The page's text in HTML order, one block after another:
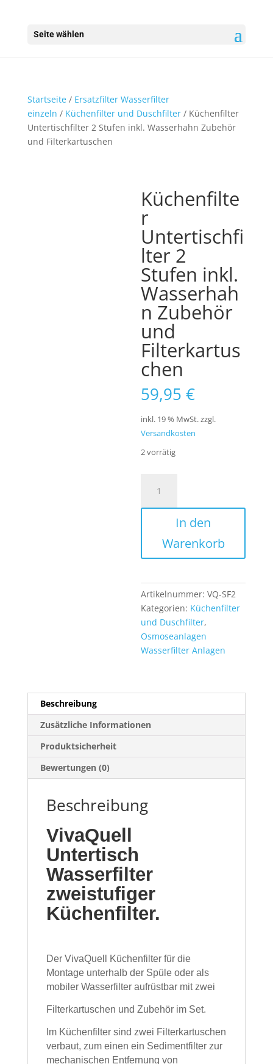
Seite wählen
Startseite/ Ersatzfilter Wasserfilter
einzeln / Küchenfilter und Duschfilter/ Küchenfilter
Untertischfilter 2 Stufen inkl. Wasserhahn Zubehör
und Filterkartuschen
Küchenfilte
r
Untertischfi
lter 2
Stufen inkl.
Wasserhah
n Zubehör
und
Filterkartus
chen
59,95€
inkl. 19 % MwSt.zzgl.
Versandkosten
2 vorrätig
Untertischfilter
2
Wasserhahn
Filterkartuschen
Menge
In den
Warenkorb
Artikelnummer:VQ-SF2
Kategorien: Küchenfilter
und Duschfilter,
Osmoseanlagen
Wasserfilter Anlagen
Beschreibung
Zusätzliche Informationen
Produktsicherheit
Bewertungen (0)
Beschreibung
VivaQuell
Untertisch
Wasserfilter
zweistufiger
Küchenfilter.
Der VivaQuell Küchenfilter für die
Montage unterhalb der Spüle oder als
mobiler Wasserfilter aufrüstbar mit zwei
Filterkartuschen und Zubehör im Set.
Im Küchenfilter sind zwei Filterkartuschen
verbaut, zum einen ein Sedimentfilter zur
mechanischen Entfernung von